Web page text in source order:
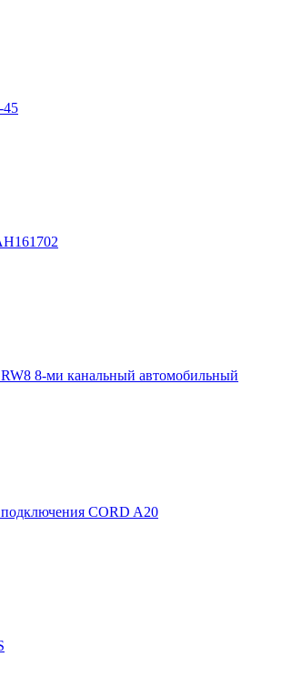
45
8-ми канальный автомобильный
CORD A20